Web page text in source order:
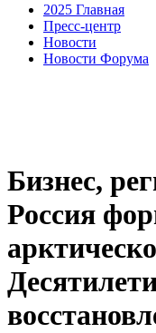
2025 Главная
Пресс-центр
Новости
Новости Форума
Бизнес,
Россия